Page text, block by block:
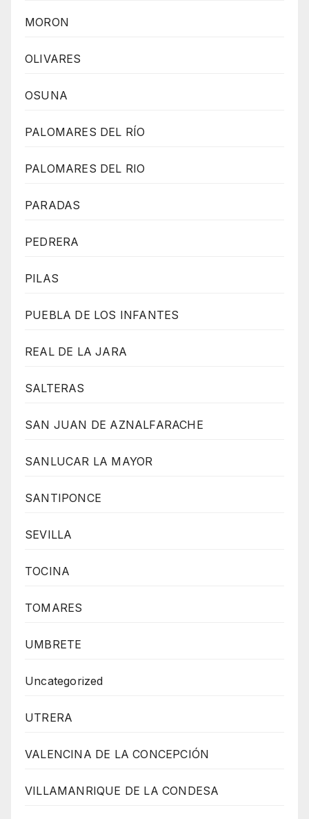
MORON
OLIVARES
OSUNA
PALOMARES DEL RÍO
PALOMARES DEL RIO
PARADAS
PEDRERA
PILAS
PUEBLA DE LOS INFANTES
REAL DE LA JARA
SALTERAS
SAN JUAN DE AZNALFARACHE
SANLUCAR LA MAYOR
SANTIPONCE
SEVILLA
TOCINA
TOMARES
UMBRETE
Uncategorized
UTRERA
VALENCINA DE LA CONCEPCIÓN
VILLAMANRIQUE DE LA CONDESA